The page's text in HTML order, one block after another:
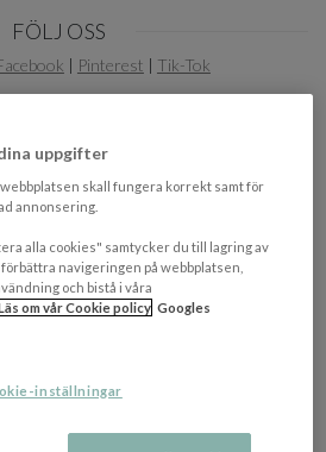
FÖLJ OSS
| Pinterest | Tik-Tok
VÅRT NYHETSBREV!
erbjudanden och
uppgifter
skall fungera korrekt samt för
annonsering.
alla cookies" samtycker du till lagring av
navigeringen på webbplatsen,
och bistå i våra
om vår Cookie policy Googles
inställningar